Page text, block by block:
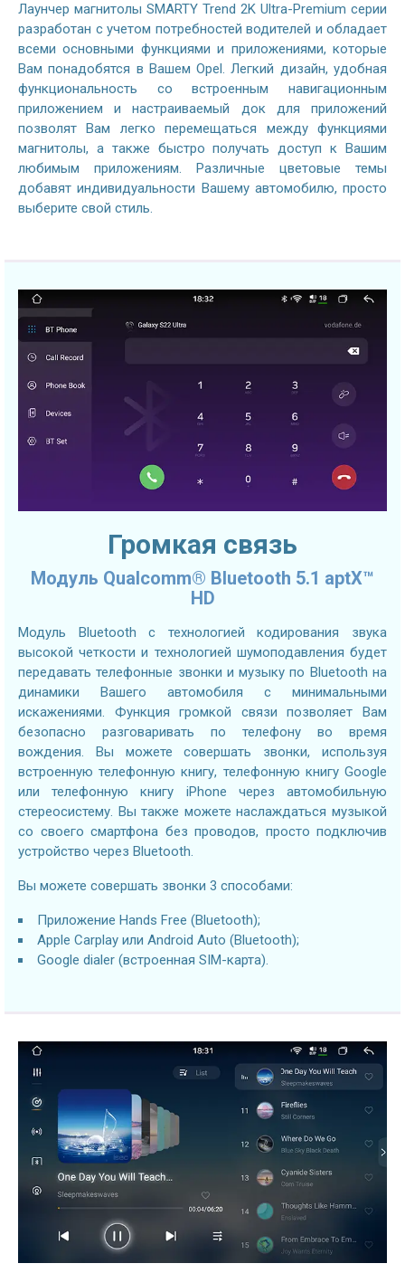
Лаунчер магнитолы SMARTY Trend 2K Ultra-Premium серии
разработан с учетом потребностей водителей и обладает
всеми основными функциями и приложениями, которые
Вам понадобятся в Вашем Opel. Легкий дизайн, удобная
функциональность со встроенным навигационным
приложением и настраиваемый док для приложений
позволят Вам легко перемещаться между функциями
магнитолы, а также быстро получать доступ к Вашим
любимым приложениям. Различные цветовые темы
добавят индивидуальности Вашему автомобилю, просто
выберите свой стиль.
Громкая связь
Модуль Qualcomm® Bluetooth 5.1 aptX™
HD
Модуль Bluetooth с технологией кодирования звука
высокой четкости и технологией шумоподавления будет
передавать телефонные звонки и музыку по Bluetooth на
динамики Вашего автомобиля с минимальными
искажениями. Функция громкой связи позволяет Вам
безопасно разговаривать по телефону во время
вождения. Вы можете совершать звонки, используя
встроенную телефонную книгу, телефонную книгу Google
или телефонную книгу iPhone через автомобильную
стереосистему. Вы также можете наслаждаться музыкой
со своего смартфона без проводов, просто подключив
устройство через Bluetooth.
Вы можете совершать звонки 3 способами:
Приложение Hands Free (Bluetooth);
Apple Carplay или Android Auto (Bluetooth);
Google dialer (встроенная SIM-карта).